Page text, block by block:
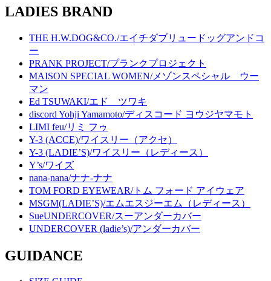
LADIES BRAND
THE H.W.DOG&CO./エイチダブリュードッグアンドコ
ー
PRANK PROJECT/プランクプロジェクト
MAISON SPECIAL WOMEN/メゾンスペシャル ウー
マン
Ed TSUWAKI/エド ツワキ
discord Yohji Yamamoto/ディスコード ヨウジヤマモト
LIMI feu/リミ フゥ
Y-3 (ACCE)/ワイスリー（アクセ）
Y-3 (LADIE’S)/ワイスリー（レディース）
Y’s/ワイズ
nana-nana/ナナ-ナナ
TOM FORD EYEWEAR/トム フォード アイウェア
MSGM(LADIE’S)/エムエスジーエム（レディース）
SueUNDERCOVER/スーアンダーカバー
UNDERCOVER (ladie’s)/アンダーカバー
GUIDANCE